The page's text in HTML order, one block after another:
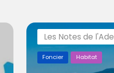
Les Notes de
Foncier Habitat